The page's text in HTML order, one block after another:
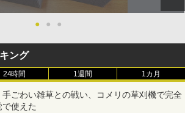
● ● ●
ング
24時間 1週間 1カ月
手ごわい雑草との戦い、コメリの草刈機で完全
使えた